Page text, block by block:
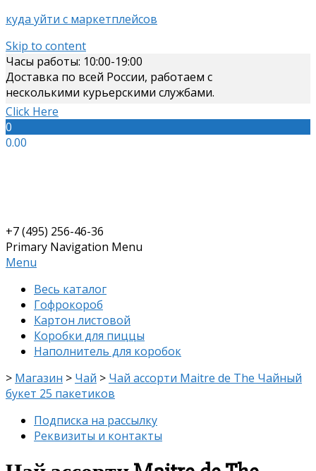
куда уйти с маркетплейсов
Skip to content
Часы работы: 10:00-19:00
Доставка по всей России, работаем с
несколькими курьерскими службами.
Click Here
0
0.00
+7 (495) 256-46-36
Primary Navigation Menu
Menu
Весь каталог
Гофрокороб
Картон листовой
Коробки для пиццы
Наполнитель для коробок
> Магазин > Чай > Чай ассорти Maitre de The Чайный
букет 25 пакетиков
Подписка на рассылку
Реквизиты и контакты